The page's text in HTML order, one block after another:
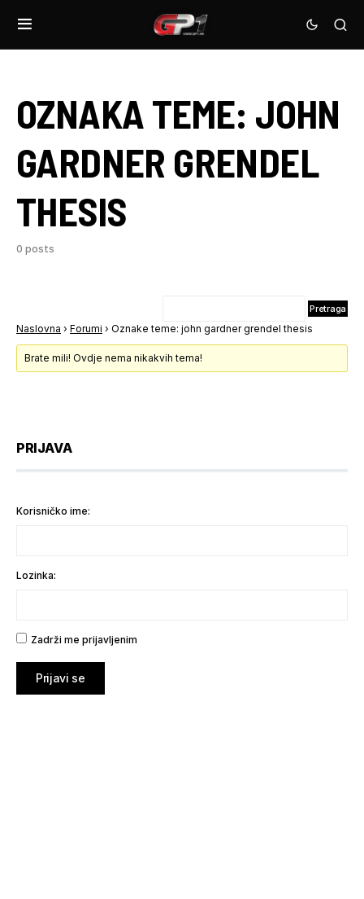
OZNAKA TEME: JOHN
GARDNER GRENDEL
THESIS
0 posts
Naslovna › Forumi › Oznake teme: john gardner grendel thesis
Brate mili! Ovdje nema nikakvih tema!
PRIJAVA
Korisničko ime:
Lozinka:
Zadrži me prijavljenim
Prijavi se